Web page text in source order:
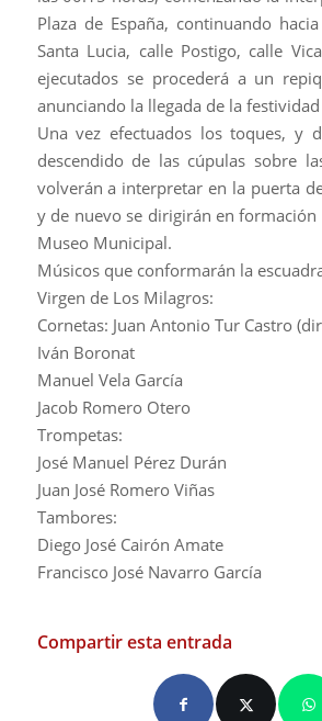
Plaza de España, continuando
Santa Lucia, calle Postigo, calle
ejecutados se procederá a un
anunciando la llegada de la
Una vez efectuados los toques, y
descendido de las cúpulas sobre
volverán a interpretar en la puerta
y de nuevo se dirigirán en formación
Museo Municipal.
Músicos que conformarán la
Virgen de Los Milagros:
Cornetas: Juan Antonio Tur Castro
Iván Boronat
Manuel Vela García
Jacob Romero Otero
Trompetas:
José Manuel Pérez Durán
Juan José Romero Viñas
Tambores:
Diego José Cairón Amate
Francisco José Navarro García
Compartir esta entrada